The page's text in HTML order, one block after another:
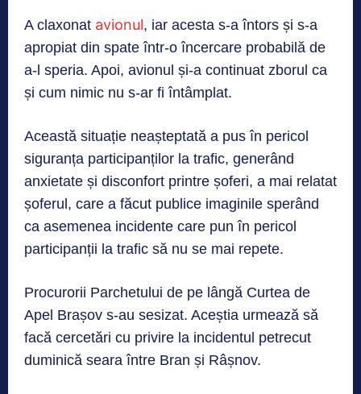
A claxonat avionul, iar acesta s-a întors și s-a
apropiat din spate într-o încercare probabilă de
a-l speria. Apoi, avionul și-a continuat zborul ca
și cum nimic nu s-ar fi întâmplat.
Această situație neașteptată a pus în pericol
siguranța participanților la trafic, generând
anxietate și disconfort printre șoferi, a mai relatat
șoferul, care a făcut publice imaginile sperând
ca asemenea incidente care pun în pericol
participanții la trafic să nu se mai repete.
Procurorii Parchetului de pe lângă Curtea de
Apel Brașov s-au sesizat. Aceștia urmează să
facă cercetări cu privire la incidentul petrecut
duminică seara între Bran și Râșnov.